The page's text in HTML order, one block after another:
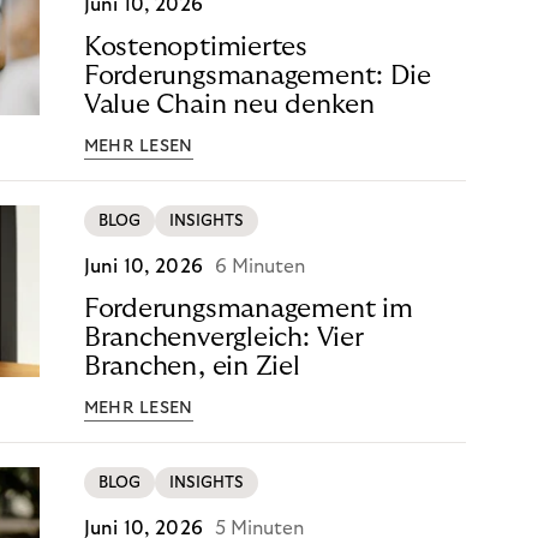
Juni 10, 2026
Kostenoptimiertes
Forderungsmanagement: Die
Value Chain neu denken
MEHR LESEN
BLOG INSIGHTS
Juni 10, 2026 6 Minuten
Forderungsmanagement im
Branchenvergleich: Vier
Branchen, ein Ziel
MEHR LESEN
BLOG INSIGHTS
Juni 10, 2026 5 Minuten